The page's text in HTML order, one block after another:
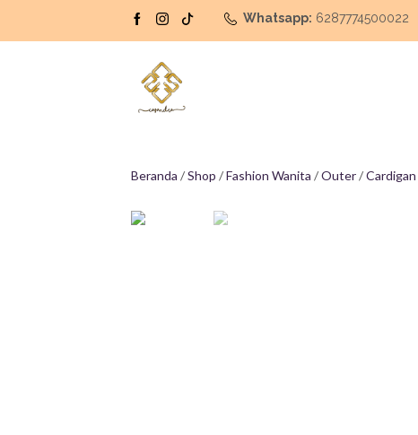
Whatsapp: 6287774500022
Beranda /Shop /Fashion Wanita /Outer/Cardigan